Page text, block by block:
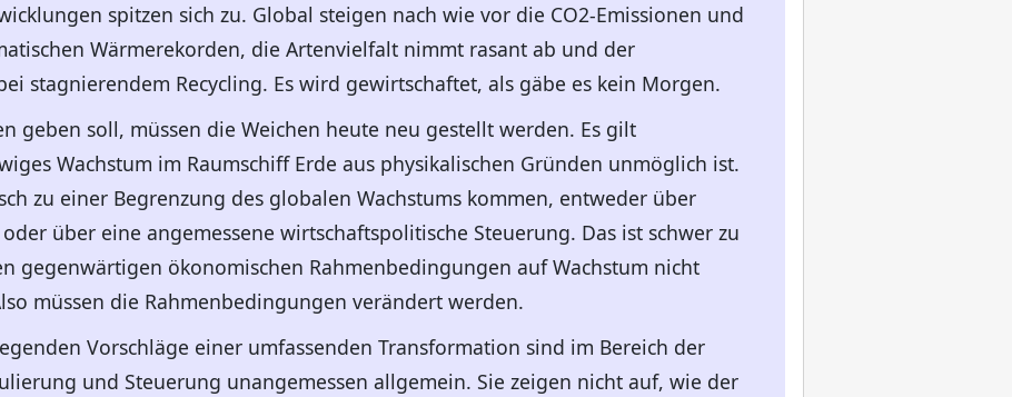
spitzen sich zu. Global steigen nach wie vor die CO2-Emissionen und
Wärmerekorden, die Artenvielfalt nimmt rasant ab und der
stagnierendem Recycling. Es wird gewirtschaftet, als gäbe es kein Morgen.
geben soll, müssen die Weichen heute neu gestellt werden. Es gilt
Wachstum im Raumschiff Erde aus physikalischen Gründen unmöglich ist.
zu einer Begrenzung des globalen Wachstums kommen, entweder über
über eine angemessene wirtschaftspolitische Steuerung. Das ist schwer zu
gegenwärtigen ökonomischen Rahmenbedingungen auf Wachstum nicht
müssen die Rahmenbedingungen verändert werden.
Vorschläge einer umfassenden Transformation sind im Bereich der
und Steuerung unangemessen allgemein. Sie zeigen nicht auf, wie der